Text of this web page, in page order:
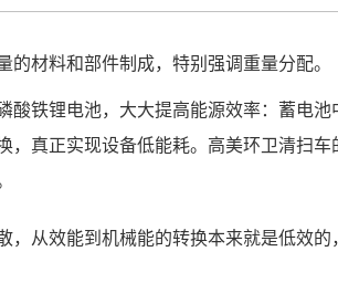
材料和部件制成，特别强调重量分配。
酸铁锂电池，大大提高能源效率：蓄电
真正实现设备低能耗。高美环卫清扫
从效能到机械能的转换本来就是低效